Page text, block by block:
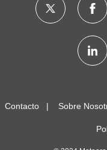
Contacto Sobre